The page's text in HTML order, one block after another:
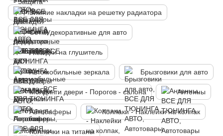
Зимние накладки на решетку радиатора
Сетки декоративные для авто
Насадки на глушитель
Автомобильные зеркала Брызговики для авто
Молдинги двери - Порогов - салона Антенны
Автобаферы Колпаки - Наклейки на колпак
Колпачки на титаны